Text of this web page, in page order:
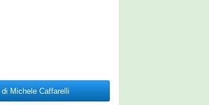
di Michele Caffarelli